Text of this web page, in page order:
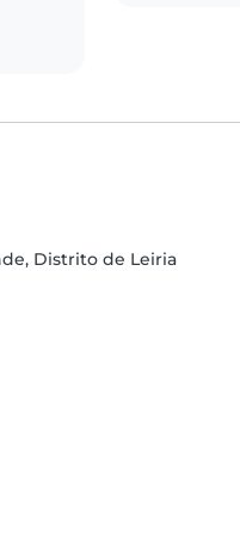
Distrito de Leiria